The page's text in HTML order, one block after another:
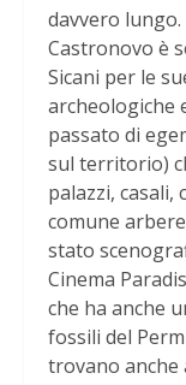
davvero lungo.
Castronovo è
Sicani per le
archeologiche
passato di
sul territorio)
palazzi, casali,
comune
stato
Cinema
che ha anche
fossili del
trovano anche